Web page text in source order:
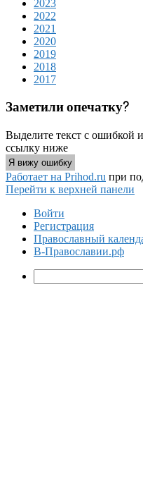
2023
2022
2021
2020
2019
2018
2017
Заметили опечатку?
Выделите текст с ошибкой
ссылку ниже
Я вижу ошибку
Работает на Prihod.ru при
Перейти к верхней панели
Войти
Регистрация
Православный
В-Православии.рф